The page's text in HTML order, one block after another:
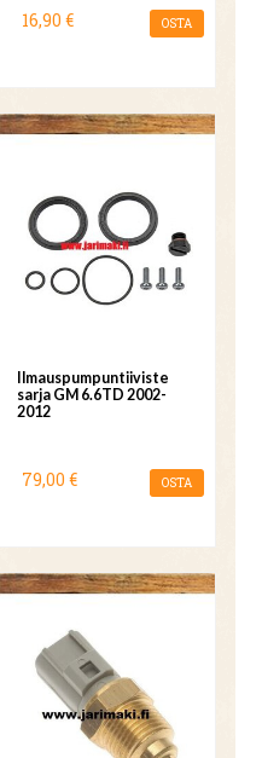
16,90 € OSTA
Ilmauspumpuntiiviste
sarja GM 6.6TD 2002-
2012
79,00 € OSTA